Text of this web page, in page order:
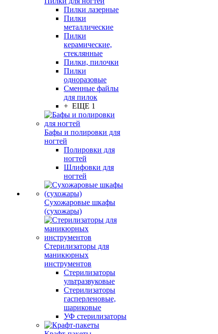
Пилки лазерные
Пилки
металлические
Пилки
керамические,
стеклянные
Пилки, пилочки
Пилки
одноразовые
Сменные файлы
для пилок
+ ЕЩЕ 1
Бафы и полировки для
ногтей
Полировки для
ногтей
Шлифовки для
ногтей
Сухожаровые шкафы
(сухожары)
Стерилизаторы для
маникюрных
инструментов
Стерилизаторы
ультразвуковые
Стерилизаторы
гасперленовые,
шариковые
УФ стерилизаторы